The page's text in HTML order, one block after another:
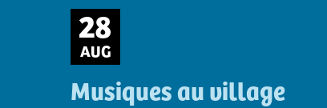
28
AUG
Musiques au village